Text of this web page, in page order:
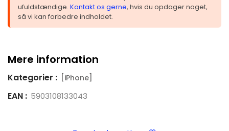
ufuldstændige. Kontakt os gerne, hvis du opdager noget,
så vi kan forbedre indholdet.
Mere information
Kategorier : [iPhone]
EAN : 5903108133043